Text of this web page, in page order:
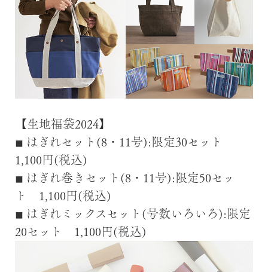
【生地福袋2024】
■ はぎれセット(8・11号):限定30セット
1,100円(税込)
■ はぎれ巻きセット(8・11号):限定50セッ
ト 1,100円(税込)
■ はぎれミックスセット(号数いろいろ):限定
20セット 1,100円(税込)